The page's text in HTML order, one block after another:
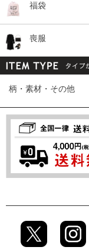
福袋
喪服
柄・素材・その他